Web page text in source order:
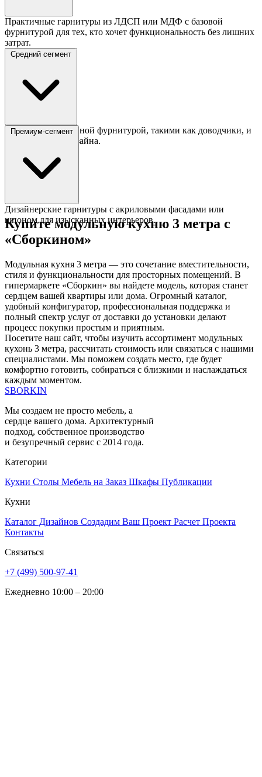
Практичные гарнитуры из ЛДСП или МДФ с базовой
фурнитурой для тех, кто хочет функциональность без лишних
затрат.
Средний сегмент
Модели с улучшенной фурнитурой, такими как доводчики, и
разнообразием дизайна.
Премиум-сегмент
Дизайнерские гарнитуры с акриловыми фасадами или
шпоном для изысканных интерьеров.
Купите модульную кухню 3 метра с
«Сборкином»
Модульная кухня 3 метра — это сочетание вместительности,
стиля и функциональности для просторных помещений. В
гипермаркете «Сборкин» вы найдете модель, которая станет
сердцем вашей квартиры или дома. Огромный каталог,
удобный конфигуратор, профессиональная поддержка и
полный спектр услуг от доставки до установки делают
процесс покупки простым и приятным.
Посетите наш сайт, чтобы изучить ассортимент модульных
кухонь 3 метра, рассчитать стоимость или связаться с нашими
специалистами. Мы поможем создать место, где будет
комфортно готовить, собираться с близкими и наслаждаться
каждым моментом.
SBORKIN
Мы создаем не просто мебель, а
сердце вашего дома. Архитектурный
подход, собственное производство
и безупречный сервис с 2014 года.
Категории
Кухни Столы Мебель на Заказ Шкафы Публикации
Кухни
Каталог Дизайнов Создадим Ваш Проект Расчет Проекта
Контакты
Связаться
+7 (499) 500-97-41
Ежедневно 10:00 – 20:00